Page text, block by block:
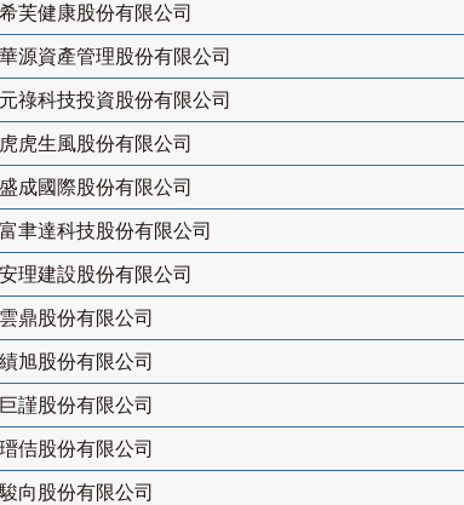
希芙健康股份有限公司
華源資產管理股份有限公司
元祿科技投資股份有限公司
虎虎生風股份有限公司
盛成國際股份有限公司
富聿達科技股份有限公司
安理建設股份有限公司
雲鼎股份有限公司
績旭股份有限公司
巨謹股份有限公司
瑨佶股份有限公司
駿向股份有限公司